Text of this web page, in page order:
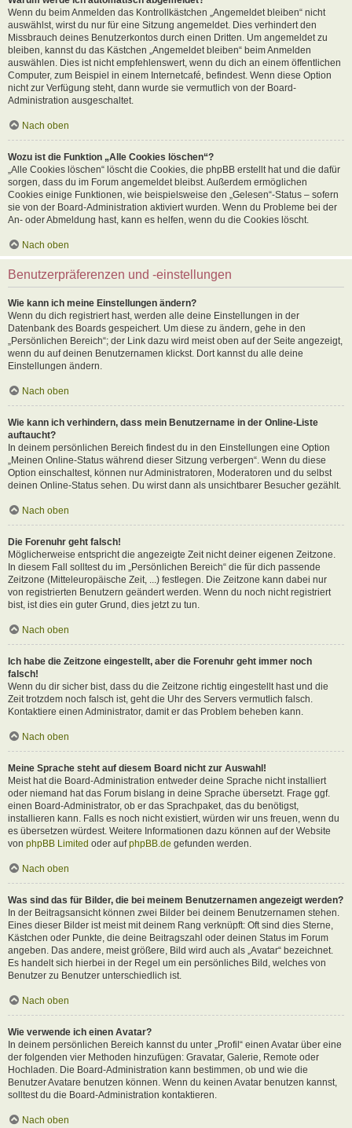
Wenn du beim Anmelden das Kontrollkästchen „Angemeldet bleiben“ nicht
auswählst, wirst du nur für eine Sitzung angemeldet. Dies verhindert den
Missbrauch deines Benutzerkontos durch einen Dritten. Um angemeldet zu
bleiben, kannst du das Kästchen „Angemeldet bleiben“ beim Anmelden
auswählen. Dies ist nicht empfehlenswert, wenn du dich an einem öffentlichen
Computer, zum Beispiel in einem Internetcafé, befindest. Wenn diese Option
nicht zur Verfügung steht, dann wurde sie vermutlich von der Board-
Administration ausgeschaltet.
Nach oben
Wozu ist die Funktion „Alle Cookies löschen“?
„Alle Cookies löschen“ löscht die Cookies, die phpBB erstellt hat und die dafür
sorgen, dass du im Forum angemeldet bleibst. Außerdem ermöglichen
Cookies einige Funktionen, wie beispielsweise den „Gelesen“-Status – sofern
sie von der Board-Administration aktiviert wurden. Wenn du Probleme bei der
An- oder Abmeldung hast, kann es helfen, wenn du die Cookies löscht.
Nach oben
Benutzerpräferenzen und -einstellungen
Wie kann ich meine Einstellungen ändern?
Wenn du dich registriert hast, werden alle deine Einstellungen in der
Datenbank des Boards gespeichert. Um diese zu ändern, gehe in den
„Persönlichen Bereich“; der Link dazu wird meist oben auf der Seite angezeigt,
wenn du auf deinen Benutzernamen klickst. Dort kannst du alle deine
Einstellungen ändern.
Nach oben
Wie kann ich verhindern, dass mein Benutzername in der Online-Liste
auftaucht?
In deinem persönlichen Bereich findest du in den Einstellungen eine Option
„Meinen Online-Status während dieser Sitzung verbergen“. Wenn du diese
Option einschaltest, können nur Administratoren, Moderatoren und du selbst
deinen Online-Status sehen. Du wirst dann als unsichtbarer Besucher gezählt.
Nach oben
Die Forenuhr geht falsch!
Möglicherweise entspricht die angezeigte Zeit nicht deiner eigenen Zeitzone.
In diesem Fall solltest du im „Persönlichen Bereich“ die für dich passende
Zeitzone (Mitteleuropäische Zeit, ...) festlegen. Die Zeitzone kann dabei nur
von registrierten Benutzern geändert werden. Wenn du noch nicht registriert
bist, ist dies ein guter Grund, dies jetzt zu tun.
Nach oben
Ich habe die Zeitzone eingestellt, aber die Forenuhr geht immer noch
falsch!
Wenn du dir sicher bist, dass du die Zeitzone richtig eingestellt hast und die
Zeit trotzdem noch falsch ist, geht die Uhr des Servers vermutlich falsch.
Kontaktiere einen Administrator, damit er das Problem beheben kann.
Nach oben
Meine Sprache steht auf diesem Board nicht zur Auswahl!
Meist hat die Board-Administration entweder deine Sprache nicht installiert
oder niemand hat das Forum bislang in deine Sprache übersetzt. Frage ggf.
einen Board-Administrator, ob er das Sprachpaket, das du benötigst,
installieren kann. Falls es noch nicht existiert, würden wir uns freuen, wenn du
es übersetzen würdest. Weitere Informationen dazu können auf der Website
von phpBB Limited oder aufphpBB.de gefunden werden.
Nach oben
Was sind das für Bilder, die bei meinem Benutzernamen angezeigt werden?
In der Beitragsansicht können zwei Bilder bei deinem Benutzernamen stehen.
Eines dieser Bilder ist meist mit deinem Rang verknüpft: Oft sind dies Sterne,
Kästchen oder Punkte, die deine Beitragszahl oder deinen Status im Forum
angeben. Das andere, meist größere, Bild wird auch als „Avatar“ bezeichnet.
Es handelt sich hierbei in der Regel um ein persönliches Bild, welches von
Benutzer zu Benutzer unterschiedlich ist.
Nach oben
Wie verwende ich einen Avatar?
In deinem persönlichen Bereich kannst du unter „Profil“ einen Avatar über eine
der folgenden vier Methoden hinzufügen: Gravatar, Galerie, Remote oder
Hochladen. Die Board-Administration kann bestimmen, ob und wie die
Benutzer Avatare benutzen können. Wenn du keinen Avatar benutzen kannst,
solltest du die Board-Administration kontaktieren.
Nach oben